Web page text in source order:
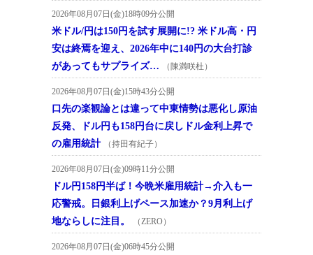
2026年08月07日(金)18時09分公開
米ドル/円は150円を試す展開に!? 米ドル高・円
安は終焉を迎え、2026年中に140円の大台打診
があってもサプライズ…
（陳満咲杜）
2026年08月07日(金)15時43分公開
口先の楽観論とは違って中東情勢は悪化し原油
反発、ドル円も158円台に戻しドル金利上昇で
の雇用統計
（持田有紀子）
2026年08月07日(金)09時11分公開
ドル円158円半ば！今晩米雇用統計→介入も一
応警戒。日銀利上げペース加速か？9月利上げ
地ならしに注目。
（ZERO）
2026年08月07日(金)06時45分公開